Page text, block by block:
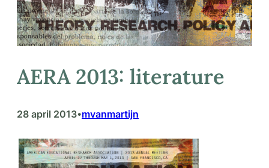
AERA 2013: literature
28 april 2013•mvanmartijn